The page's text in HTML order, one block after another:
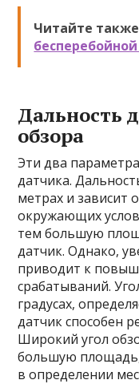
Читайте
Дальность
обзора
Эти два
датчика.
метрах и зависит
окружающих
тем большую
датчик. Однако,
приводит к
срабатываний.
градусах,
датчик способен
Широкий угол
большую
в определении